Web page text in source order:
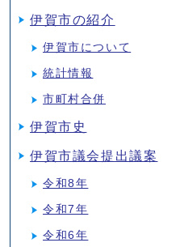
伊賀市の紹介
伊賀市について
統計情報
市町村合併
伊賀市史
伊賀市議会提出議案
令和8年
令和7年
令和6年